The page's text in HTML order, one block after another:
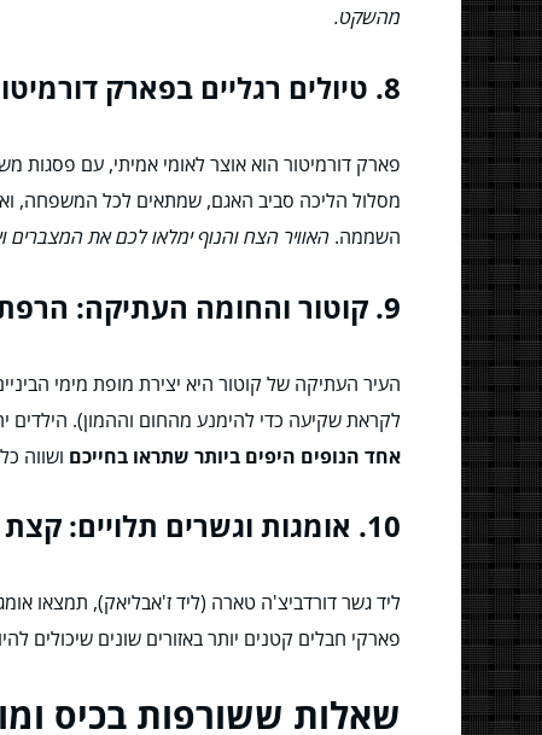
מהשקט.
8. טיולים רגליים בפארק דורמיטור: הרים, אגמים ואגדות
פארק דורמיטור הוא אוצר לאומי אמיתי, עם פסגות
מסלול הליכה סביב האגם, שמתאים לכל המשפחה,
השממה. האוויר הצח והנוף ימלאו לכם את
9. קוטור והחומה העתיקה: הרפתקה עירונית?
העיר העתיקה של קוטור היא יצירת מופת מימי
לקראת שקיעה כדי להימנע מהחום וההמון). הילדים
אחד הנופים היפים ביותר שתראו בחייכם ושווה
10. אומגות וגשרים תלויים: קצת אדרנלין בכיף!
ליד גשר דורדביצ'ה טארה (ליד ז'אבליאק), תמצאו
פארקי חבלים קטנים יותר באזורים שונים שיכולים
שאלות ששורפות בכיס